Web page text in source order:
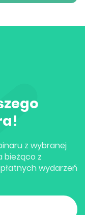
z wybranej
bieżąco z
wydarzeń